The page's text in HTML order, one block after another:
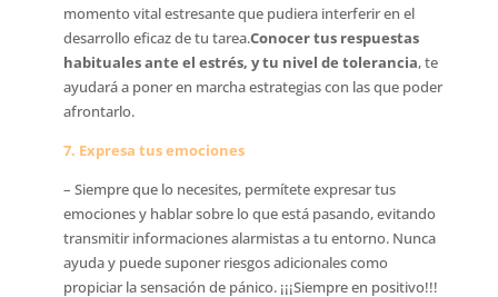
momento vital estresante que pudiera interferir en el
desarrollo eficaz de tu tarea.Conocer tus respuestas
habituales ante el estrés, y tu nivel de tolerancia, te
ayudará a poner en marcha estrategias con las que poder
afrontarlo.
7. Expresa tus emociones
– Siempre que lo necesites, permítete expresar tus
emociones y hablar sobre lo que está pasando, evitando
transmitir informaciones alarmistas a tu entorno. Nunca
ayuda y puede suponer riesgos adicionales como
propiciar la sensación de pánico. ¡¡¡Siempre en positivo!!!